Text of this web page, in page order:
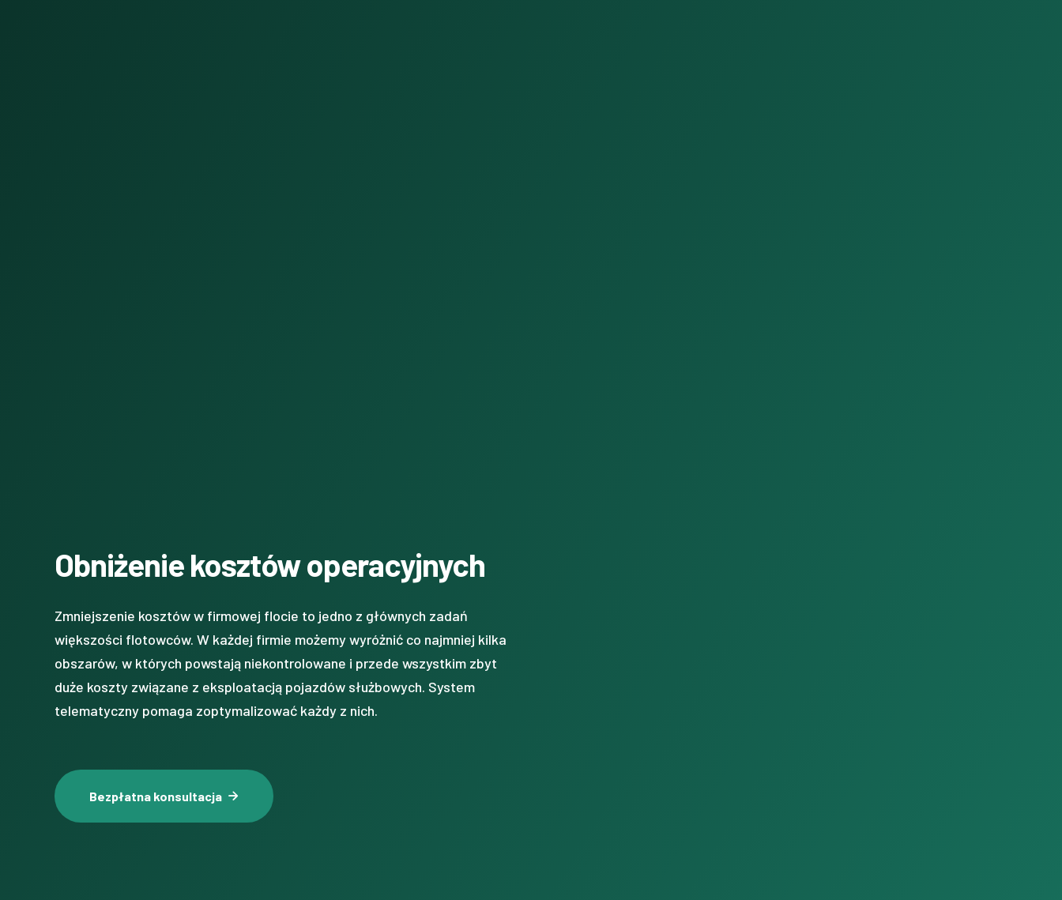
Obniżenie kosztów operacyjnych
Zmniejszenie kosztów w firmowej flocie to jedno z głównych zadań
większości flotowców. W każdej firmie możemy wyróżnić co najmniej kilka
obszarów, w których powstają niekontrolowane i przede wszystkim zbyt
duże koszty związane z eksploatacją pojazdów służbowych. System
telematyczny pomaga zoptymalizować każdy z nich.
Bezpłatna konsultacja 